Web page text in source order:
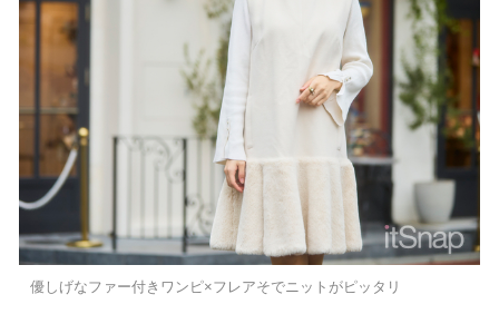
優しげなファー付きワンピ×フレアそでニットがピッタリ